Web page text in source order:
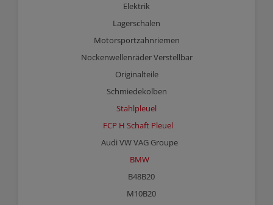
Elektrik
Lagerschalen
Motorsportzahnriemen
Nockenwellenräder Verstellbar
Originalteile
Schmiedekolben
Stahlpleuel
FCP H Schaft Pleuel
Audi VW VAG Groupe
BMW
B48B20
M10B20